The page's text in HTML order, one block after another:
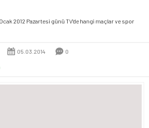
2012 Pazartesi günü TV'de hangi maçlar ve spor
05.03.2014 0